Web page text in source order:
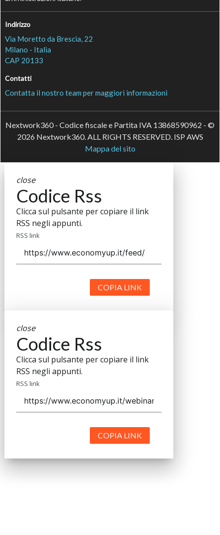
Indirizzo
Via Moretto da Brescia, 22
Milano - Italia
CAP 20133
Contatti
Contatta il nostro team per maggiori informazioni
Nextwork360 - Codice fiscale e Partita IVA 13868590962 - ©
2026 Nextwork360. ALL RIGHTS RESERVED. ISP AWS
Mappa del sito
close
Codice Rss
Clicca sul pulsante per copiare il link
RSS negli appunti.
RSS link
COPIA LINK
close
Codice Rss
Clicca sul pulsante per copiare il link
RSS negli appunti.
RSS link
COPIA LINK